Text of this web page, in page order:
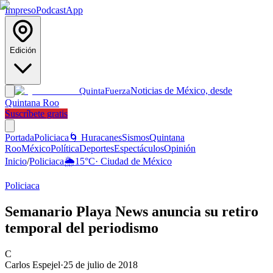
ImpresoPodcastApp
Edición
QuintaFuerzaNoticias de México, desde
Quintana Roo
Suscríbete gratis
PortadaPoliciaca 🌀 HuracanesSismosQuintana
RooMéxicoPolíticaDeportesEspectáculosOpinión
Inicio/Policiaca🌦️15°C· Ciudad de México
Policiaca
Semanario Playa News anuncia su retiro
temporal del periodismo
C
Carlos Espejel·25 de julio de 2018